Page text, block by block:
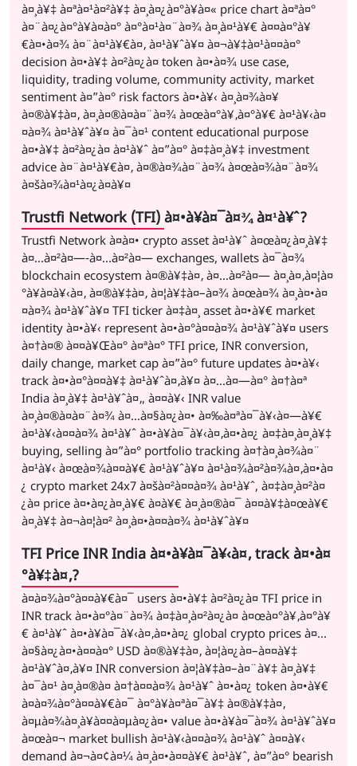
à¤¸à¥‡ à¤ªà¤¹à¤²à¥‡ à¤¸à¤¿à¤°à¥à¤« price chart à¤ªà¤°
à¤¨à¤¿à¤°à¥à¤­à¤° à¤°à¤¹à¤¨à¤¾ à¤¸à¤¹à¥€ à¤¤à¤°à¥
€à¤•à¤¾ à¤¨à¤¹à¥€à¤‚ à¤¹à¥ˆà¥¤ à¤¬à¥‡à¤¹à¤¤à¤°
decision à¤•à¥‡ à¤²à¤¿à¤ token à¤•à¤¾ use case,
liquidity, trading volume, community activity, market
sentiment à¤”à¤° risk factors à¤•à¥‹ à¤¸à¤¾à¤¥
à¤®à¥‡à¤‚ à¤¸à¤®à¤à¤¨à¤¾ à¤œà¤°à¥‚à¤°à¥€ à¤¹à¥‹à¤
¤à¤¾ à¤¹à¥ˆà¥¤ à¤¯à¤¹ content educational purpose
à¤•à¥‡ à¤²à¤¿à¤ à¤¹à¥ˆ à¤”à¤° à¤‡à¤¸à¥‡ investment
advice à¤¨à¤¹à¥€à¤‚ à¤®à¤¾à¤¨à¤¾ à¤œà¤¾à¤¨à¤¾
à¤šà¤¾à¤¹à¤¿à¤à¥¤
Trustfi Network (TFI) à¤•à¥à¤¯à¤¾ à¤¹à¥ˆ?
Trustfi Network à¤à¤• crypto asset à¤¹à¥ˆ à¤œà¤¿à¤¸à¥‡
à¤…à¤²à¤—-à¤…à¤²à¤— exchanges, wallets à¤¯à¤¾
blockchain ecosystem à¤®à¥‡à¤‚ à¤…à¤²à¤— à¤¸à¤‚à¤¦à¤
°à¥à¤­à¥‹à¤‚ à¤®à¥‡à¤‚ à¤¦à¥‡à¤–à¤¾ à¤œà¤¾ à¤¸à¤•à¤
¤à¤¾ à¤¹à¥ˆà¥¤ TFI ticker à¤‡à¤¸ asset à¤•à¥€ market
identity à¤•à¥‹ represent à¤•à¤°à¤¤à¤¾ à¤¹à¥ˆà¥¤ users
à¤†à¤® à¤¤à¥Œà¤° à¤ªà¤° TFI price, INR conversion,
daily change, market cap à¤”à¤° future updates à¤•à¥‹
track à¤•à¤°à¤¤à¥‡ à¤¹à¥ˆà¤‚à¥¤ à¤…à¤—à¤° à¤†à¤ª
India à¤¸à¥‡ à¤¹à¥ˆà¤‚, à¤¤à¥‹ INR value
à¤¸à¤®à¤à¤¨à¤¾ à¤…à¤§à¤¿à¤• à¤‰à¤ªà¤¯à¥‹à¤—à¥€
à¤¹à¥‹à¤¤à¤¾ à¤¹à¥ˆ à¤•à¥à¤¯à¥‹à¤‚à¤•à¤¿ à¤‡à¤¸à¤¸à¥‡
buying, selling à¤”à¤° portfolio tracking à¤†à¤¸à¤¾à¤¨
à¤¹à¥‹ à¤œà¤¾à¤¤à¥€ à¤¹à¥ˆà¥¤ à¤¹à¤¾à¤²à¤¾à¤‚à¤•à¤
¿ crypto market 24x7 à¤šà¤²à¤¤à¤¾ à¤¹à¥ˆ, à¤‡à¤¸à¤²à¤
¿à¤ price à¤•à¤¿à¤¸à¥€ à¤­à¥€ à¤¸à¤®à¤¯ à¤¤à¥‡à¤œà¥€
à¤¸à¥‡ à¤¬à¤¦à¤² à¤¸à¤•à¤¤à¤¾ à¤¹à¥ˆà¥¤
TFI Price INR India à¤•à¥à¤¯à¥‹à¤‚ track à¤•à¤
°à¥‡à¤‚?
à¤­à¤¾à¤°à¤¤à¥€à¤¯ users à¤•à¥‡ à¤²à¤¿à¤ TFI price in
INR track à¤•à¤°à¤¨à¤¾ à¤‡à¤¸à¤²à¤¿à¤ à¤œà¤°à¥‚à¤°à¥
€ à¤¹à¥ˆ à¤•à¥à¤¯à¥‹à¤‚à¤•à¤¿ global crypto prices à¤…
à¤§à¤¿à¤•à¤¤à¤° USD à¤®à¥‡à¤‚ à¤¦à¤¿à¤–à¤¤à¥‡
à¤¹à¥ˆà¤‚à¥¤ INR conversion à¤¦à¥‡à¤–à¤¨à¥‡ à¤¸à¥‡
à¤¯à¤¹ à¤¸à¤®à¤ à¤†à¤¤à¤¾ à¤¹à¥ˆ à¤•à¤¿ token à¤•à¥€
à¤­à¤¾à¤°à¤¤à¥€à¤¯ à¤°à¥à¤ªà¤¯à¥‡ à¤®à¥‡à¤‚
à¤µà¤¾à¤¸à¥à¤¤à¤µà¤¿à¤• value à¤•à¥à¤¯à¤¾ à¤¹à¥ˆà¥¤
à¤œà¤¬ market bullish à¤¹à¥‹à¤¤à¤¾ à¤¹à¥ˆ à¤¤à¥‹
demand à¤¬à¤¢à¤¼ à¤¸à¤•à¤¤à¥€ à¤¹à¥ˆ, à¤”à¤° bearish